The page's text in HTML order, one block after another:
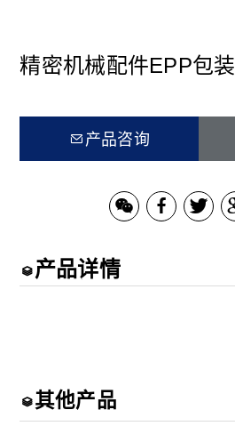
精密机械配件EPP包装
产品咨询
产品详情
其他产品